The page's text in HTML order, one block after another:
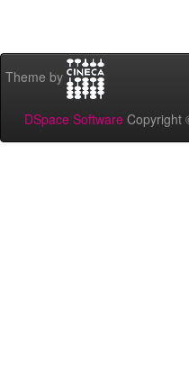
Theme by
DSpace Software Copyright